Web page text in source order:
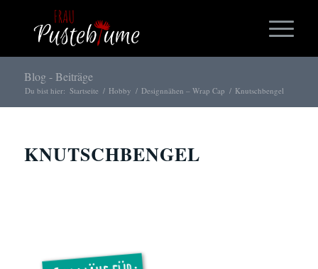
Blog - Beiträge
Du bist hier: Startseite / Hobby / Designnähen – Wrap Cap / Knutschbengel
KNUTSCHBENGEL